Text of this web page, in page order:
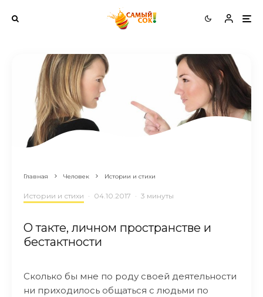
Главная Человек Истории и стихи
Истории и стихи · 04.10.2017 · 3 минуты
О такте, личном пространстве и
бестактности
Сколько бы мне по роду своей деятельности
ни приходилось общаться с людьми по